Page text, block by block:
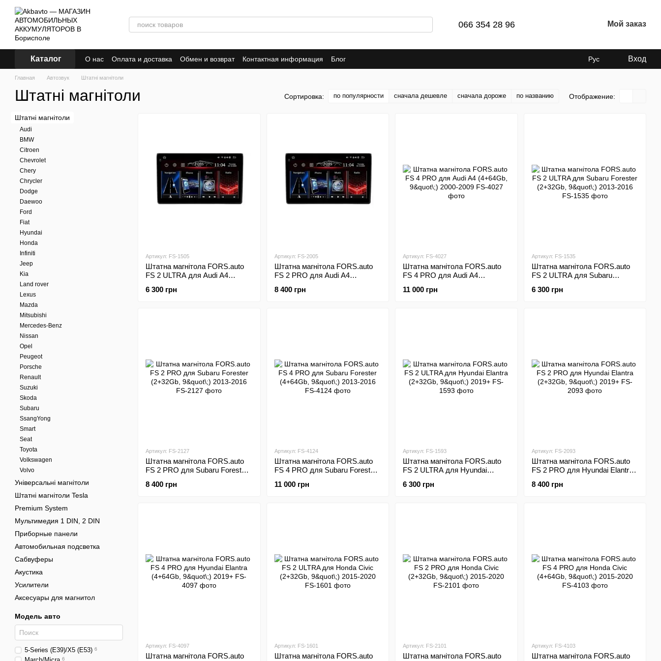
Перейти к основному контенту
066 354 28 96 Мой заказ
Каталог О нас Оплата и доставка Обмен и возврат Контактная информация Блог Рус Вход
Главная Автозвук Штатні магнітоли
Штатні магнітоли Сортировка: по популярности сначала дешевле сначала дороже по названию Отображение:
Артикул: FS-1505
Штатна магнітола FORS.auto
FS 2 ULTRA для Audi A4
6 300 грн
Артикул: FS-2005
Штатна магнітола FORS.auto
FS 2 PRO для Audi A4
8 400 грн
Артикул: FS-4027
Штатна магнітола FORS.auto
FS 4 PRO для Audi A4
11 000 грн
Артикул: FS-1535
Штатна магнітола FORS.auto
FS 2 ULTRA для Subaru
2016
6 300 грн
Артикул: FS-2127
Штатна магнітола FORS.auto
FS 2 PRO для Subaru Forester
8 400 грн
Артикул: FS-4124
Штатна магнітола FORS.auto
FS 4 PRO для Subaru Forester
11 000 грн
Артикул: FS-1593
Штатна магнітола FORS.auto
FS 2 ULTRA для Hyundai
6 300 грн
Артикул: FS-2093
Штатна магнітола FORS.auto
FS 2 PRO для Hyundai Elantra
8 400 грн
Артикул: FS-4097
Штатна магнітола FORS.auto
Артикул: FS-1601
Штатна магнітола FORS.auto
Артикул: FS-2101
Штатна магнітола FORS.auto
Артикул: FS-4103
Штатна магнітола FORS.auto
Штатні магнітоли
Audi
BMW
Citroen
Chevrolet
Chery
Chrycler
Dodge
Daewoo
Ford
Fiat
Hyundai
Honda
Infiniti
Jeep
Kia
Land rover
Lexus
Mazda
Mitsubishi
Mercedes-Benz
Nissan
Opel
Peugeot
Porsche
Renault
Suzuki
Skoda
Subaru
SsangYong
Smart
Seat
Toyota
Volkswagen
Volvo
Універсальні магнітоли
Штатні магнітоли Tesla
Premium System
Мультимедия 1 DIN, 2 DIN
Приборные панели
Автомобильная подсветка
Сабвуферы
Акустика
Усилители
Аксесуары для магнитол
Модель авто
5-Series (E39)/X5 (E53) 6
6